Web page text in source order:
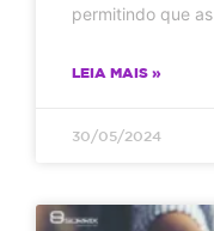
permitindo que as
LEIA MAIS »
30/05/2024